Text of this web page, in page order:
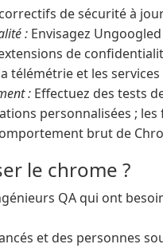
de sécurité à
: Envisagez
de
télémétrie et les
: Effectuez des tests
personnalisées ;
brut de
le chrome ?
QA qui ont
et des personnes